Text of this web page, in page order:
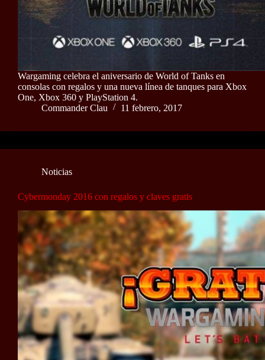
Wargaming celebra el aniversario de World of Tanks en
consolas con regalos y una nueva línea de tanques para Xbox
One, Xbox 360 y PlayStation 4.
Commander Clau
11 febrero, 2017
Noticias
Cybermonday 2016 con regalos y claves gratis